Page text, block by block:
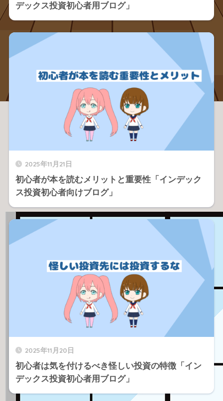
デックス投資初心者用ブログ」
2025年11月21日
初心者が本を読むメリットと重要性「インデック
ス投資初心者向けブログ」
2025年11月20日
初心者は気を付けるべき怪しい投資の特徴「イン
デックス投資初心者用ブログ」